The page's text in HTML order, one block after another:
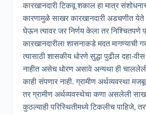
कारखानदारी टिकवू शकाल हा मात्र
कारणामुळे साखर कारखानदारी अडचणीत येते
घेऊन त्यावर जर निर्णय केला तर निश्चितपणे
कारखानदारीला शासनाकडे मदत मागण्याची
त्यासाठी शासकीय धोरणे सुद्धा पुढील दहा-
नाहीत असेच धोरण असावे अन्यथा ही
काही संपणार नाही. ग्रामीण अर्थव्यवस्था
तर ग्रामीण अर्थव्यवस्थेचा कणा असलेली
कुठल्याही परिस्थितीमध्ये टिकलीच पाहिजे,